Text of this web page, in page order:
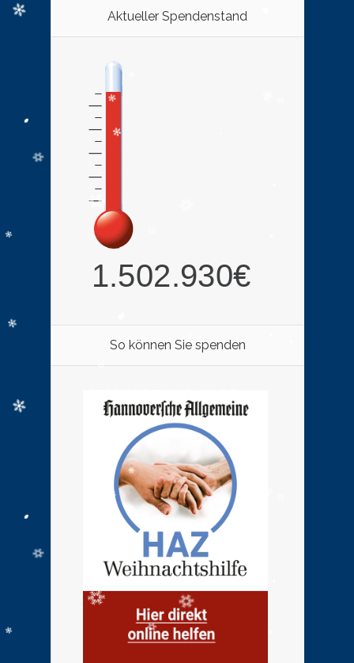
Aktueller Spendenstand
So können Sie spenden